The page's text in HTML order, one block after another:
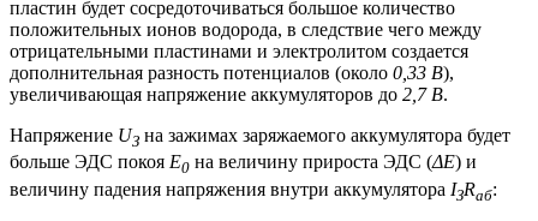
пластин будет сосредоточиваться большое количество
положительных ионов водорода, в следствие чего между
отрицательными пластинами и электролитом создается
дополнительная разность потенциалов (около 0,33 В),
увеличивающая напряжение аккумуляторов до 2,7 В.
Напряжение UЗ на зажимах заряжаемого аккумулятора будет
больше ЭДС покоя Е0 на величину прироста ЭДС (ΔЕ) и
величину падения напряжения внутри аккумулятора IЗRаб: